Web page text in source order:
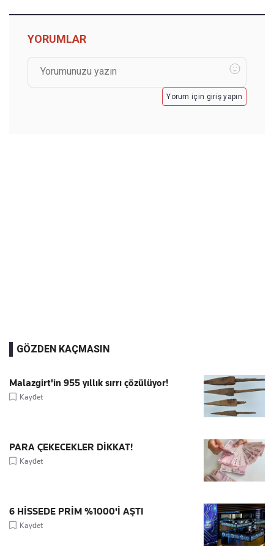
YORUMLAR
Yorum için giriş yapın
GÖZDEN KAÇMASIN
Malazgirt'in 955 yıllık sırrı çözülüyor!
Kaydet
PARA ÇEKECEKLER DİKKAT!
Kaydet
6 HİSSEDE PRİM %1000'İ AŞTI
Kaydet